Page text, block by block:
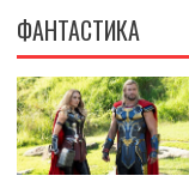
ФАНТАСТИКА